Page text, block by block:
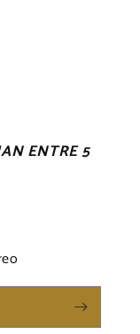
ENTRE 5